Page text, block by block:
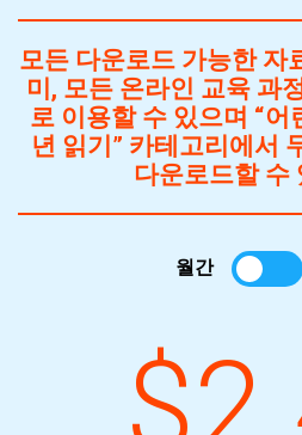
모든 다운로드 가능한 자
미, 모든 온라인 교육 과
로 이용할 수 있으며 “어
년 읽기” 카테고리에서
다운로드할 수
월간